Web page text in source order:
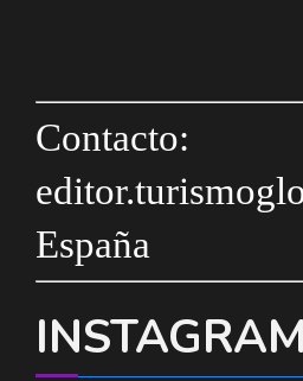
Contacto:
España
INSTAGRAM